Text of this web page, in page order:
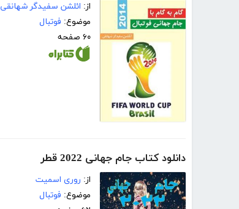
از: ائلشن سفیدگر شهانقی
موضوع: فوتبال
۶۰ صفحه
دانلود کتاب جام جهانی 2022 قطر
از: روری اسمیت
موضوع: فوتبال